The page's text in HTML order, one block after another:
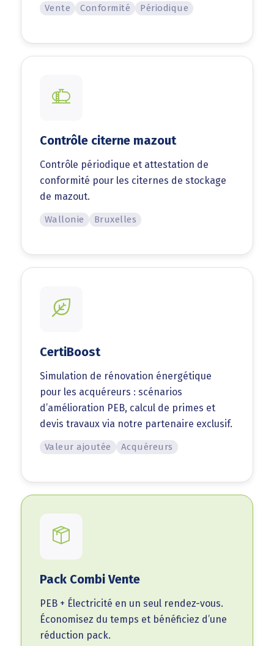
Vente Conformité Périodique
Contrôle citerne mazout
Contrôle périodique et attestation de
conformité pour les citernes de stockage
de mazout.
Wallonie Bruxelles
CertiBoost
Simulation de rénovation énergétique
pour les acquéreurs : scénarios
d’amélioration PEB, calcul de primes et
devis travaux via notre partenaire exclusif.
Valeur ajoutée Acquéreurs
Pack Combi Vente
PEB + Électricité en un seul rendez-vous.
Économisez du temps et bénéficiez d’une
réduction pack.